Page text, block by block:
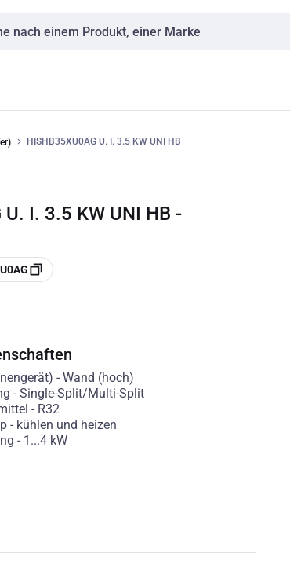
HISHB35XU0AG U. I. 3.5 KW UNI HB
I. 3.5 KW UNI HB -
- Wand (hoch)
- Single-Split/Multi-Split
- R32
- kühlen und heizen
- 1...4 kW